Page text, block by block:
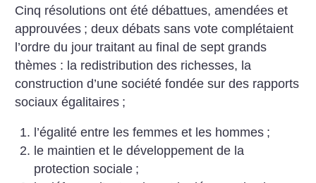
Cinq résolutions ont été débattues, amendées et
approuvées ; deux débats sans vote complétaient
l’ordre du jour traitant au final de sept grands
thèmes : la redistribution des richesses, la
construction d’une société fondée sur des rapports
sociaux égalitaires ;
l’égalité entre les femmes et les hommes ;
le maintien et le développement de la
protection sociale ;